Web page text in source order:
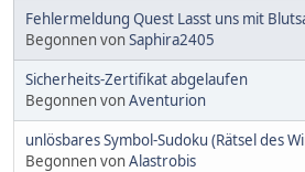
Fehlermeldung Quest Lasst uns mit
Begonnen vonSaphira2405
Sicherheits-Zertifikat abgelaufen
Begonnen vonAventurion
unlösbares Symbol-Sudoku (Rätsel des
Begonnen vonAlastrobis